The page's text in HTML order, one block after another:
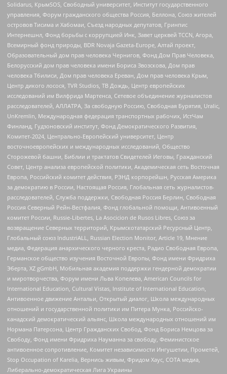
Solidarus, КрымSOS, Свободный университет, Институт государственного
управления, Форум гражданского общества Россия, Беллона, Союз жителей
островов Тисима и Хабомаи, Съезд народных депутатов, Гринпис
Интернешнл, Фонд борьбы с коррупцией Инк, Завет церквей TCCN, Агора,
Всемирный фонд природы, BDR Novaja Gazeta-Europe, Алтай проект,
Образовательный дом прав человека Чернигов, Фонд Дом Прав Человека,
Белорусский дом прав человека имени Бориса Звозскова, Дом прав
человека Тбилиси, Дом прав человека Ереван, Дом прав человека Крым,
Центр дикого лосося, TVR Studios, ТВ Дождь, Центр европейских
исследований им Вилфрида Мартенса, Сетевое объединение журналистов
расследователей, АЛЛАТРА, За свободную Россию, Свободная Бурятия, Uralic,
UnKremlin, Международная федерация транспортных рабочих, ИстЧам
Финланд, Гудзоновский институт, Фонд Демократического Развития,
Комитет-2024, Центрально-Европейский университет, Центр
восточноевропейских и международных исследований, Общество
Сторожевой башни, Библии и трактатов Свидетелей Иеговы, Гражданский
Совет, Центр анализа европейской политики, Академическая сеть Восточная
Европа, Российский комитет действия, РЭНД корпорейшн, Русская Америка
за демократию в России, Настоящая Россия, Глобальная сеть журналистов-
расследователей, Служба поддержки, Свободная Россия Берлин, Свободная
Россия Северный Рейн-Вестфалия, Фонд глобальной помощи, Антивоенный
комитет России, Russie-Libertes, La Asocicion de Rusos Libres, Союз за
возвращение Северных территорий, Крымскотатарский Ресурсный Центр,
Глобальный союз IndustriALL, Russian Election Monitor, Article 19, Мнение
медиа, Федерация анархического черного креста, Радио Свободная Европа,
Германское общество изучения Восточной Европы, Фонд имени Фридриха
Эберта, XZ gGmbH, Мобильная академия поддержки гендерной демократии
и миротворчества, Форум имени Льва Копелева, American Councils for
International Education, Cultural Vistas, Institute of International Education,
Антивоенное движение Антальи, Открытый диалог, Школа международных
отношений и государственной политики им Питера Мунка, Российско-
канадский демократический альянс, Школа международных отношений им
Нормана Патерсона, Центр Гражданских Свобод, Фонд Бориса Немцова за
Свободу, Фонд имени Фридриха Науманна за свободу, Феминистское
антивоенное сопротивление, Комитет независимости Ингушетии, Прометей,
Stop Occupation of Karelia, Вернись живым, Фридом Хаус, СОТА медиа,
Либерально-демократическая Лига Украины